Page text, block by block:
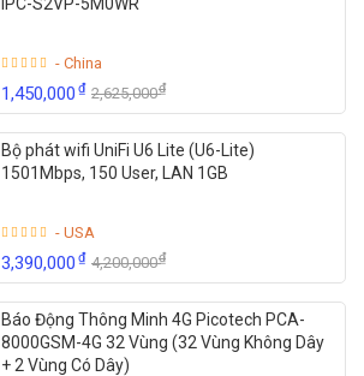
- China
1,450,000₫ 2,625,000₫
Bộ phát wifi UniFi U6 Lite (U6-Lite)
1501Mbps, 150 User, LAN 1GB
- USA
3,390,000₫ 4,200,000₫
Báo Động Thông Minh 4G Picotech PCA-
8000GSM-4G 32 Vùng (32 Vùng Không Dây
+ 2 Vùng Có Dây)